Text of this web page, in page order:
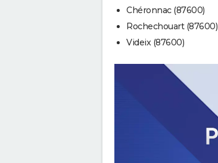
Chéronnac (87600)
Rochechouart (87600)
Videix (87600)